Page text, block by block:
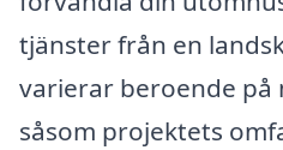
tjänster från en
varierar beroende på
såsom projektets